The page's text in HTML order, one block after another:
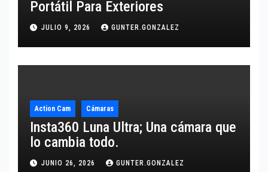
Portátil Para Exteriores
JULIO 9, 2026 GUNTER.GONZALEZ
Action Cam Cámaras
Insta360 Luna Ultra; Una cámara que
lo cambia todo.
JUNIO 26, 2026 GUNTER.GONZALEZ